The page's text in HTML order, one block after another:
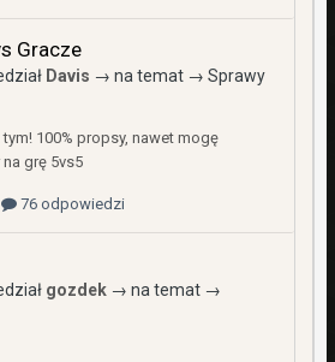
Gracze
Davis → na temat → Sprawy
100% propsy, nawet mogę
grę 5vs5
76 odpowiedzi
gozdek→ na temat →